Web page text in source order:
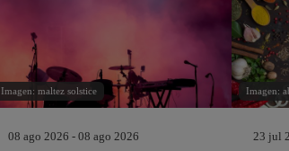
Imagen: maltez solstice
08 ago 2026 - 08 ago 2026
Imagen:
23 jul